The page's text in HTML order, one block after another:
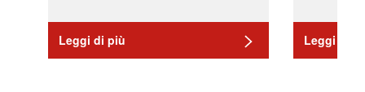
Leggi di più Leggi di